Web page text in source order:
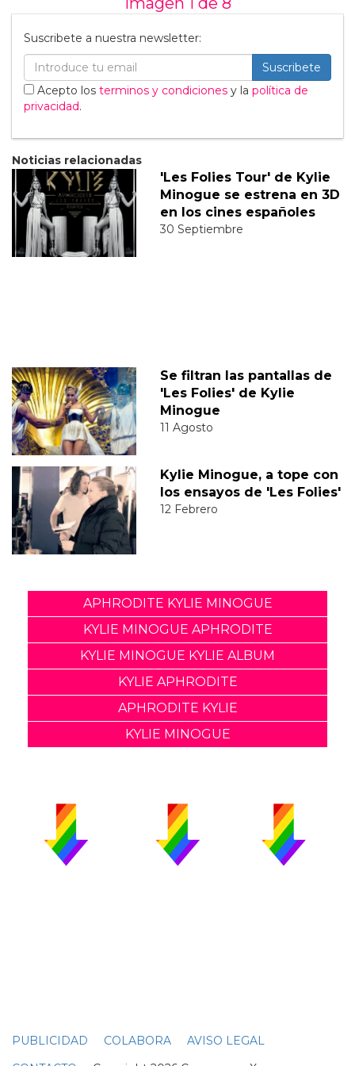
Suscribete a nuestra newsletter:
Suscribete
Acepto los terminos y condiciones y la política de
privacidad.
Noticias relacionadas
'Les Folies Tour' de Kylie
Minogue se estrena en 3D
en los cines españoles
30 Septiembre
Se filtran las pantallas de
'Les Folies' de Kylie
Minogue
11 Agosto
Kylie Minogue, a tope con
los ensayos de 'Les Folies'
12 Febrero
APHRODITE KYLIE MINOGUE
KYLIE MINOGUE APHRODITE
KYLIE MINOGUE KYLIE ALBUM
KYLIE APHRODITE
APHRODITE KYLIE
KYLIE MINOGUE
PUBLICIDAD COLABORA
AVISO LEGAL